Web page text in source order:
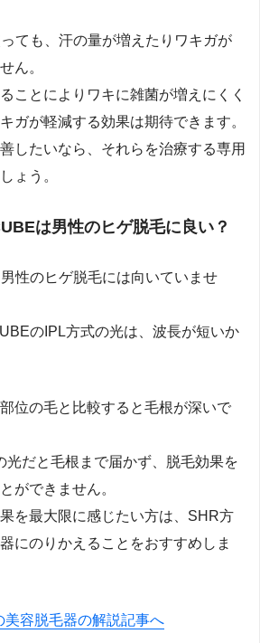
ても、汗の量が増えたりワキガが
ん。
ことによりワキに雑菌が増えにくく
ガが軽減する効果は期待できます。
したいなら、それらを治療する専用
ょう。
は男性のヒゲ脱毛に良い？
性のヒゲ脱毛には向いていませ
のIPL方式の光は、波長が短いか
位の毛と比較すると毛根が深いで
光だと毛根まで届かず、脱毛効果を
ができません。
を最大限に感じたい方は、SHR方
にのりかえることをおすすめしま
美容脱毛器の解説記事へ